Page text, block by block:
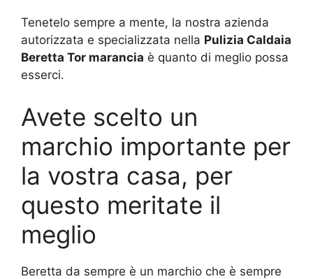
Tenetelo sempre a mente, la nostra azienda
autorizzata e specializzata nella Pulizia Caldaia
Beretta Tor marancia è quanto di meglio possa
esserci.
Avete scelto un
marchio importante per
la vostra casa, per
questo meritate il
meglio
Beretta da sempre è un marchio che è sempre